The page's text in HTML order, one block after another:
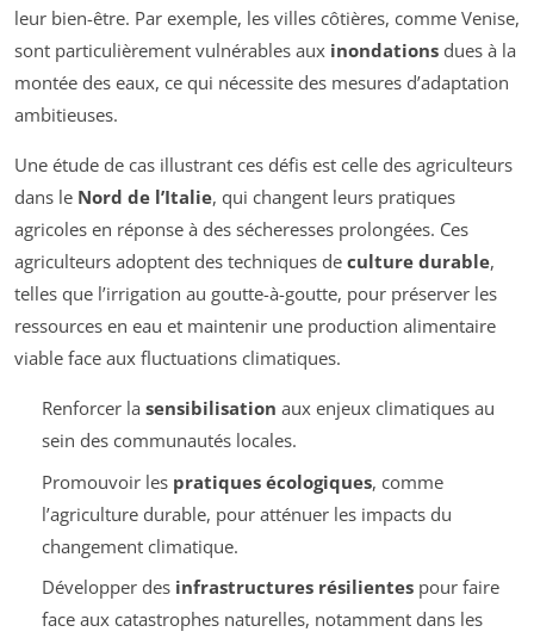
leur bien-être. Par exemple, les villes côtières, comme Venise,
sont particulièrement vulnérables aux inondations dues à la
montée des eaux, ce qui nécessite des mesures d’adaptation
ambitieuses.
Une étude de cas illustrant ces défis est celle des agriculteurs
dans le Nord de l’Italie, qui changent leurs pratiques
agricoles en réponse à des sécheresses prolongées. Ces
agriculteurs adoptent des techniques de culture durable,
telles que l’irrigation au goutte-à-goutte, pour préserver les
ressources en eau et maintenir une production alimentaire
viable face aux fluctuations climatiques.
Renforcer la sensibilisation aux enjeux climatiques au
sein des communautés locales.
Promouvoir les pratiques écologiques, comme
l’agriculture durable, pour atténuer les impacts du
changement climatique.
Développer des infrastructures résilientespour faire
face aux catastrophes naturelles, notamment dans les